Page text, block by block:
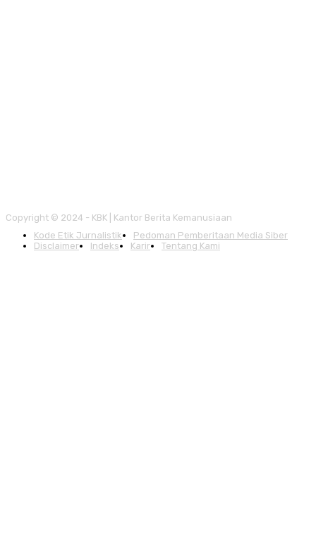
Copyright © 2024 - KBK | Kantor Berita Kemanusiaan
Kode Etik Jurnalistik
Pedoman Pemberitaan Media Siber
Disclaimer
Indeks Karir Tentang Kami